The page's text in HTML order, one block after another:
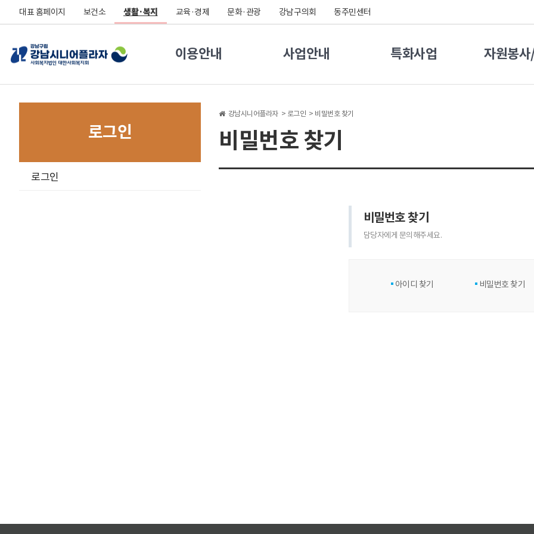
대표 홈페이지 보건소 생활·복지 교육·경제 문화·관광 강남구의회 동주민센터
이용안내 사업안내 특화사업 자원봉
로그인
로그인
강남시니어플라자 > 로그인 > 비밀번호 찾기
비밀번호 찾기
비밀번호 찾기
담당자에게 문의해주세요.
아이디 찾기 비밀번호 찾기